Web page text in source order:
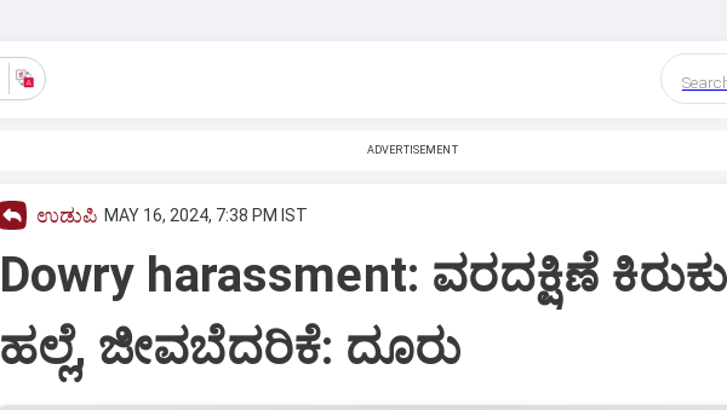
ADVERTISEMENT
ಉಡುಪಿ MAY 16, 2024, 7:38 PM IST
Dowry harassment: ವರದಕ್ಷಿಣೆ
ಹಲ್ಲೆ, ಜೀವಬೆದರಿಕೆ: ದೂರು